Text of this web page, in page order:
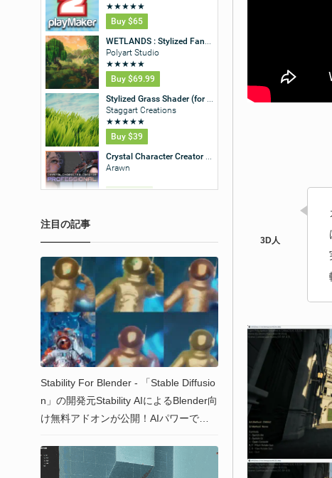
注目の記事
Stability For Blender - 「Stable Diffusio
n」の開発元Stability AIによるBlender向
け無料アドオンが公開！AIパワーで画
成可能！